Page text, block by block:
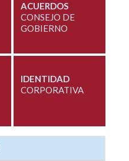
ACUERDOS
CONSEJO DE
GOBIERNO
IDENTIDAD
CORPORATIVA